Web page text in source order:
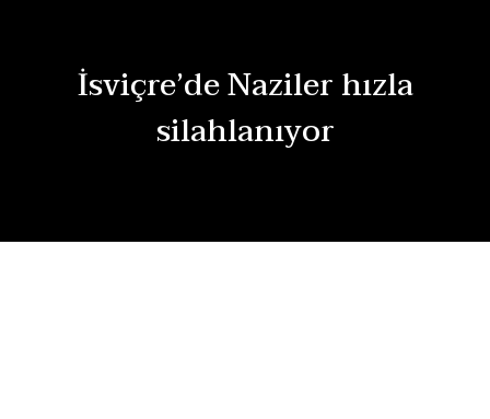
İsviçre’de Naziler hızla
silahlanıyor